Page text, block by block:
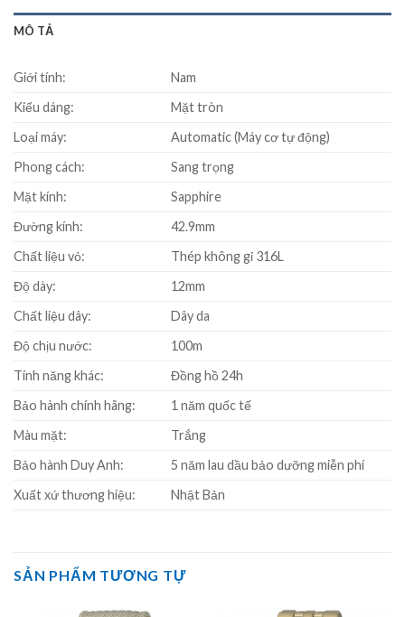
MÔ TẢ
Giới tính:
Nam
Kiểu dáng:
Mặt tròn
Loại máy:
Automatic (Máy cơ tự động)
Phong cách:
Sang trọng
Mặt kính:
Sapphire
Đường kính:
42.9mm
Chất liệu vỏ:
Thép không gỉ 316L
Độ dày:
12mm
Chất liệu dây:
Dây da
Độ chịu nước:
100m
Tính năng khác:
Đồng hồ 24h
Bảo hành chính hãng:
1 năm quốc tế
Màu mặt:
Trắng
Bảo hành Duy Anh:
5 năm lau dầu bảo dưỡng miễn phí
Xuất xứ thương hiệu:
Nhật Bản
SẢN PHẨM TƯƠNG TỰ